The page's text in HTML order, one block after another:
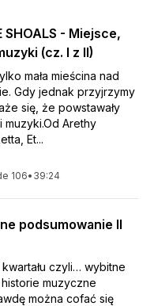
kto rozkręcał znane
wykreowały wytwórnie,
artystów. I wiele, wiele
SHOALS - Miejsce,
(cz. I z II)
mała mieścina nad
Gdy jednak przyjrzymy
się, że powstawały
muzyki.Od Arethy
Et...
106• 39:24
podsumowanie II
czyli… wybitne
muzyczne
można cofać się